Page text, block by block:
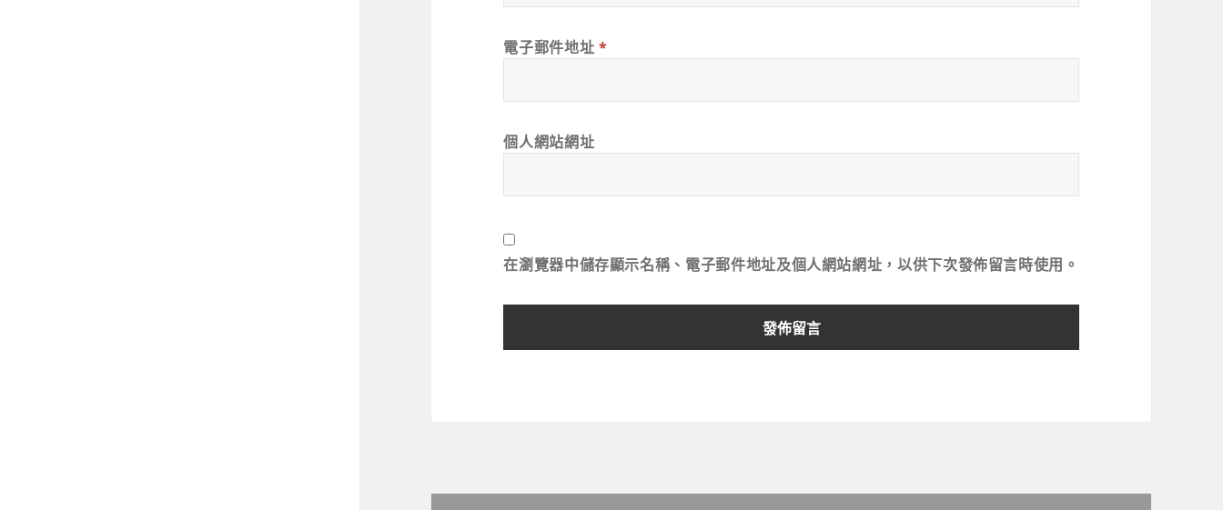
電子郵件地址 *
個人網站網址
在瀏覽器中儲存顯示名稱、電子郵件地址及個人網站網址，以供下次發佈留言時使用。